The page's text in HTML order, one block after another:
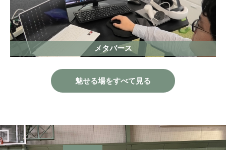
メタバース
魅せる場をすべて見る